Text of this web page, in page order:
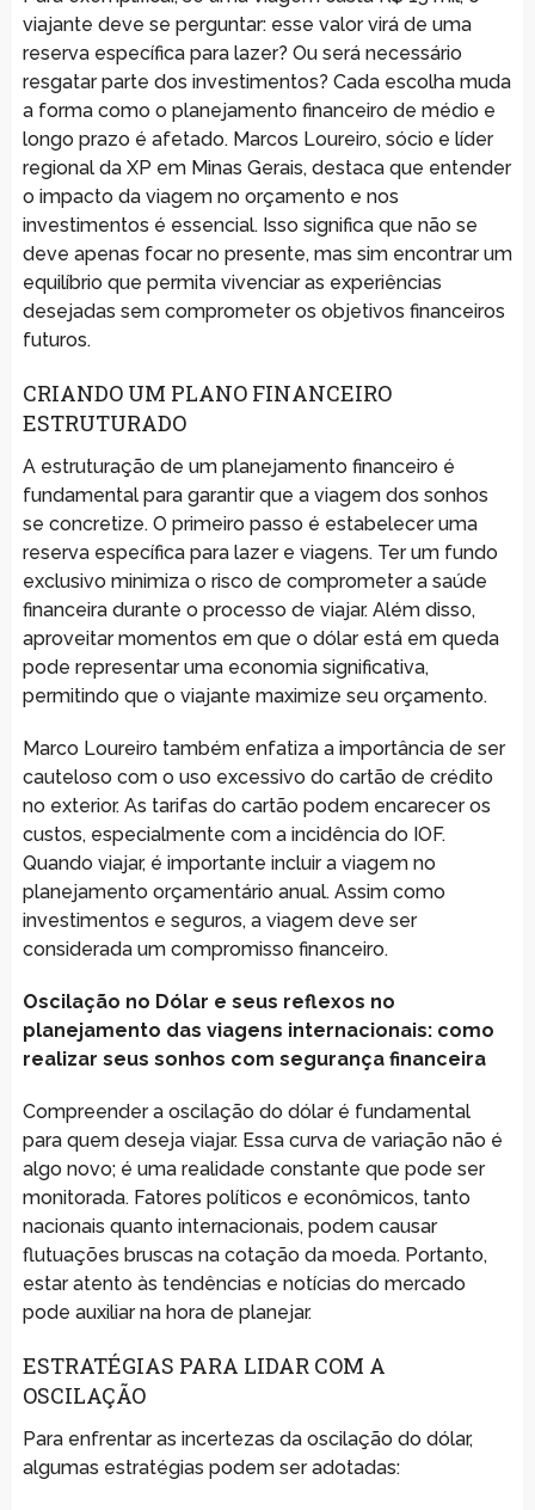
viajante deve se perguntar: esse valor virá de uma
reserva específica para lazer? Ou será necessário
resgatar parte dos investimentos? Cada escolha muda
a forma como o planejamento financeiro de médio e
longo prazo é afetado. Marcos Loureiro, sócio e líder
regional da XP em Minas Gerais, destaca que entender
o impacto da viagem no orçamento e nos
investimentos é essencial. Isso significa que não se
deve apenas focar no presente, mas sim encontrar um
equilíbrio que permita vivenciar as experiências
desejadas sem comprometer os objetivos financeiros
futuros.
CRIANDO UM PLANO FINANCEIRO
ESTRUTURADO
A estruturação de um planejamento financeiro é
fundamental para garantir que a viagem dos sonhos
se concretize. O primeiro passo é estabelecer uma
reserva específica para lazer e viagens. Ter um fundo
exclusivo minimiza o risco de comprometer a saúde
financeira durante o processo de viajar. Além disso,
aproveitar momentos em que o dólar está em queda
pode representar uma economia significativa,
permitindo que o viajante maximize seu orçamento.
Marco Loureiro também enfatiza a importância de ser
cauteloso com o uso excessivo do cartão de crédito
no exterior. As tarifas do cartão podem encarecer os
custos, especialmente com a incidência do IOF.
Quando viajar, é importante incluir a viagem no
planejamento orçamentário anual. Assim como
investimentos e seguros, a viagem deve ser
considerada um compromisso financeiro.
Oscilação no Dólar e seus reflexos no
planejamento das viagens internacionais: como
realizar seus sonhos com segurança financeira
Compreender a oscilação do dólar é fundamental
para quem deseja viajar. Essa curva de variação não é
algo novo; é uma realidade constante que pode ser
monitorada. Fatores políticos e econômicos, tanto
nacionais quanto internacionais, podem causar
flutuações bruscas na cotação da moeda. Portanto,
estar atento às tendências e notícias do mercado
pode auxiliar na hora de planejar.
ESTRATÉGIAS PARA LIDAR COM A
OSCILAÇÃO
Para enfrentar as incertezas da oscilação do dólar,
algumas estratégias podem ser adotadas: